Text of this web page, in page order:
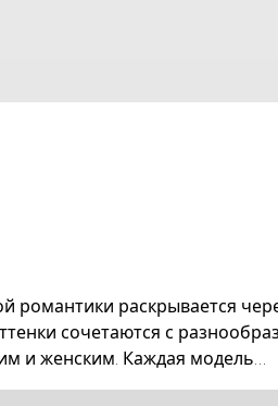
романтики раскрывается
сочетаются с
и женским. Каждая модель
поскольку может сочетаться